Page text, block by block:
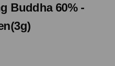
Buddha 60% -